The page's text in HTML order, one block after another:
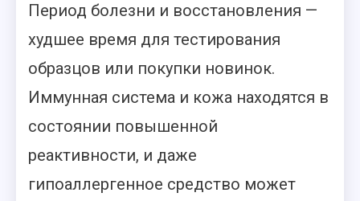
Период болезни и восстановления —
худшее время для тестирования
образцов или покупки новинок.
Иммунная система и кожа находятся в
состоянии повышенной
реактивности, и даже
гипоаллергенное средство может